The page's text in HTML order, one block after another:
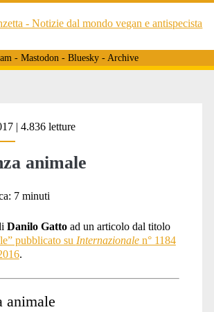
- Mastodon- Bluesky- Archive
span>
| 4.836 letture
animale
7 minuti
Danilo Gattoad un articolo dal titolo
pubblicato su Internazionalen° 1184
.
animale